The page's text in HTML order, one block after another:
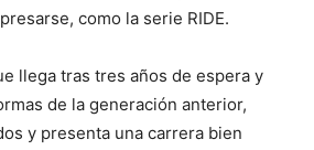
como la serie RIDE.
llega tras tres años de espera y
de la generación anterior,
y presenta una carrera bien